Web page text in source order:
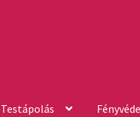
Testápolás